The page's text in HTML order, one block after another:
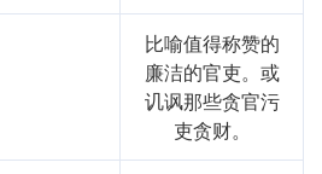
比喻值得称赞的
廉洁的官吏。或
讥讽那些贪官污
吏贪财。